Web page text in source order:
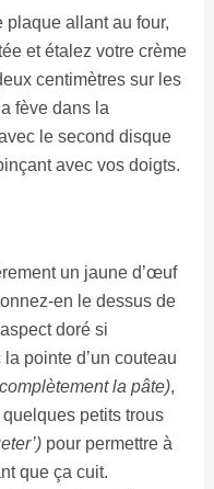
plaque allant au four,
et étalez votre crème
centimètres sur les
fève dans la
le second disque
avec vos doigts.
un jaune d’œuf
en le dessus de
doré si
pointe d’un couteau
la pâte),
petits trous
pour permettre à
que ça cuit.